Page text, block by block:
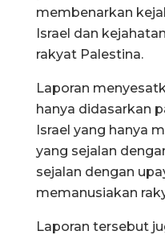
membenarkan
Israel dan
rakyat Palestina.
Laporan
hanya didasarkan
Israel yang hanya
yang sejalan
sejalan dengan
memanusiakan
Laporan tersebut